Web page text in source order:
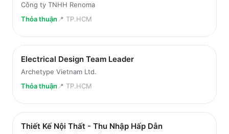
Công ty TNHH Renoma
Thỏa thuận 📍 TP.HCM
Electrical Design Team Leader
Archetype Vietnam Ltd.
Thỏa thuận 📍 TP.HCM
Thiết Kế Nội Thất - Thu Nhập Hấp Dẫn